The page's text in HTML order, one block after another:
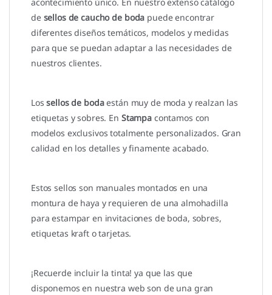
de sellos de caucho de boda puede encontrar
diferentes diseños temáticos, modelos y medidas
para que se puedan adaptar a las necesidades de
nuestros clientes.
Lossellos de bodaestán muy de moda y realzan las
etiquetas y sobres. En Stampacontamos con
modelos exclusivos totalmente personalizados. Gran
calidad en los detalles y finamente acabado.
Estos sellos son manuales montados en una
montura de haya y requieren de una almohadilla
para estampar en invitaciones de boda, sobres,
etiquetas kraft o tarjetas.
¡Recuerde incluir la tinta! ya que las que
disponemos en nuestra web son de una gran